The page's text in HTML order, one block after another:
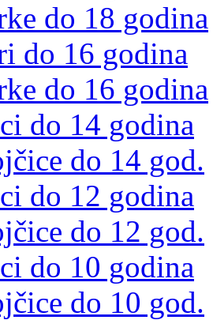
do 18 godina
do 16 godina
do 16 godina
do 14 godina
do 14 god.
do 12 godina
do 12 god.
do 10 godina
do 10 god.